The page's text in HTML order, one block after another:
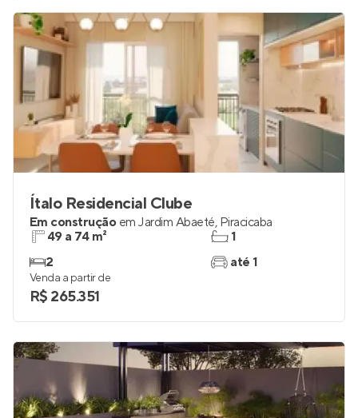
Ítalo Residencial Clube
Em construção em Jardim Abaeté, Piracicaba
49 a 74 m²
2
1
até 1
Venda a partir de
R$ 265.351